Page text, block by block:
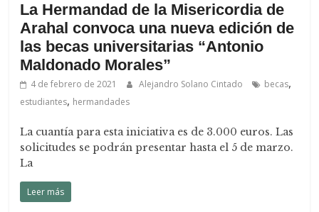
La Hermandad de la Misericordia de
Arahal convoca una nueva edición de
las becas universitarias “Antonio
Maldonado Morales”
4 de febrero de 2021 Alejandro Solano Cintado becas,
estudiantes, hermandades
La cuantía para esta iniciativa es de 3.000 euros. Las
solicitudes se podrán presentar hasta el 5 de marzo.
La
Leer más